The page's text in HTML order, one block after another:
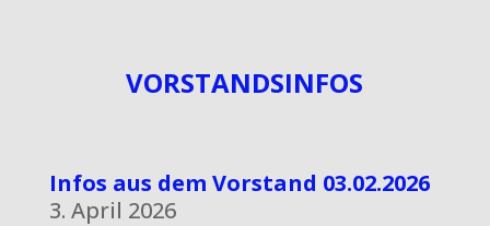
VORSTANDSINFOS
Infos aus dem Vorstand 03.02.2026
3. April 2026